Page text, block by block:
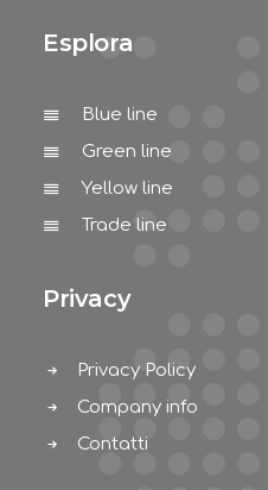
Esplora
Blue line
Green line
Yellow line
Trade line
Privacy
Privacy Policy
Company info
Contatti